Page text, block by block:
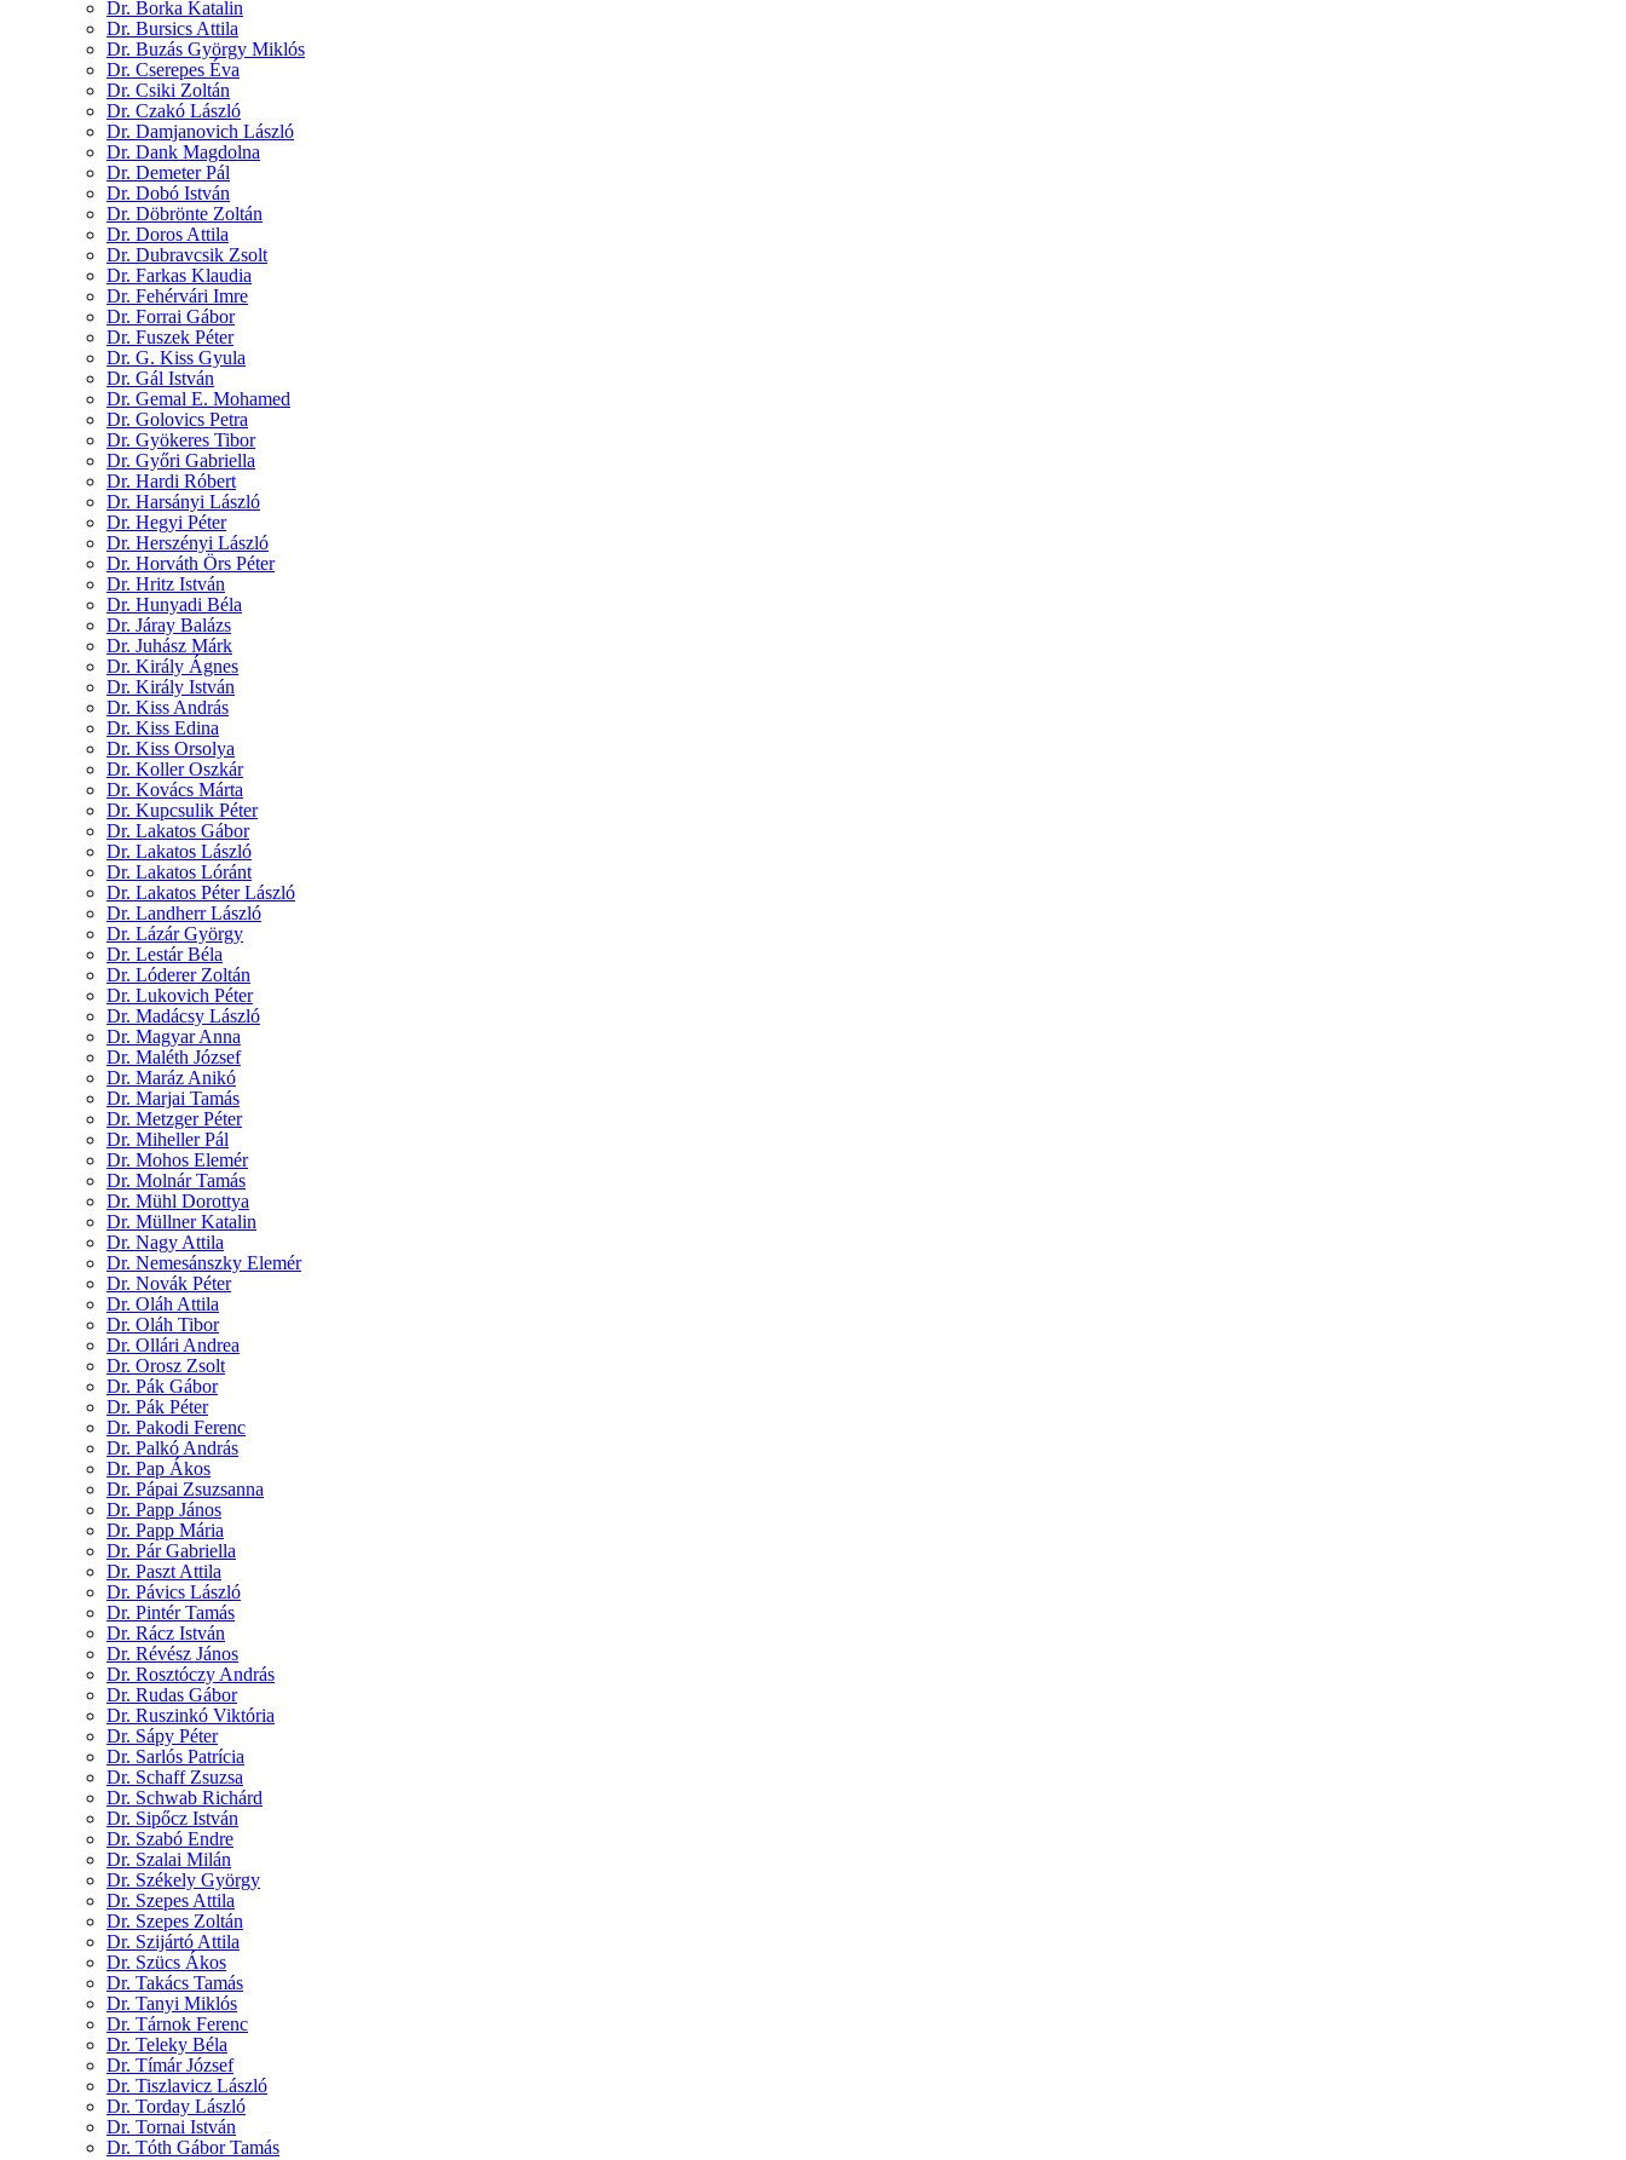
Dr. Borka Katalin
Dr. Bursics Attila
Dr. Buzás György Miklós
Dr. Cserepes Éva
Dr. Csiki Zoltán
Dr. Czakó László
Dr. Damjanovich László
Dr. Dank Magdolna
Dr. Demeter Pál
Dr. Dobó István
Dr. Döbrönte Zoltán
Dr. Doros Attila
Dr. Dubravcsik Zsolt
Dr. Farkas Klaudia
Dr. Fehérvári Imre
Dr. Forrai Gábor
Dr. Fuszek Péter
Dr. G. Kiss Gyula
Dr. Gál István
Dr. Gemal E. Mohamed
Dr. Golovics Petra
Dr. Gyökeres Tibor
Dr. Győri Gabriella
Dr. Hardi Róbert
Dr. Harsányi László
Dr. Hegyi Péter
Dr. Herszényi László
Dr. Horváth Örs Péter
Dr. Hritz István
Dr. Hunyadi Béla
Dr. Járay Balázs
Dr. Juhász Márk
Dr. Király Ágnes
Dr. Király István
Dr. Kiss András
Dr. Kiss Edina
Dr. Kiss Orsolya
Dr. Koller Oszkár
Dr. Kovács Márta
Dr. Kupcsulik Péter
Dr. Lakatos Gábor
Dr. Lakatos László
Dr. Lakatos Lóránt
Dr. Lakatos Péter László
Dr. Landherr László
Dr. Lázár György
Dr. Lestár Béla
Dr. Lóderer Zoltán
Dr. Lukovich Péter
Dr. Madácsy László
Dr. Magyar Anna
Dr. Maléth József
Dr. Maráz Anikó
Dr. Marjai Tamás
Dr. Metzger Péter
Dr. Miheller Pál
Dr. Mohos Elemér
Dr. Molnár Tamás
Dr. Mühl Dorottya
Dr. Müllner Katalin
Dr. Nagy Attila
Dr. Nemesánszky Elemér
Dr. Novák Péter
Dr. Oláh Attila
Dr. Oláh Tibor
Dr. Ollári Andrea
Dr. Orosz Zsolt
Dr. Pák Gábor
Dr. Pák Péter
Dr. Pakodi Ferenc
Dr. Palkó András
Dr. Pap Ákos
Dr. Pápai Zsuzsanna
Dr. Papp János
Dr. Papp Mária
Dr. Pár Gabriella
Dr. Paszt Attila
Dr. Pávics László
Dr. Pintér Tamás
Dr. Rácz István
Dr. Révész János
Dr. Rosztóczy András
Dr. Rudas Gábor
Dr. Ruszinkó Viktória
Dr. Sápy Péter
Dr. Sarlós Patrícia
Dr. Schaff Zsuzsa
Dr. Schwab Richárd
Dr. Sipőcz István
Dr. Szabó Endre
Dr. Szalai Milán
Dr. Székely György
Dr. Szepes Attila
Dr. Szepes Zoltán
Dr. Szijártó Attila
Dr. Szücs Ákos
Dr. Takács Tamás
Dr. Tanyi Miklós
Dr. Tárnok Ferenc
Dr. Teleky Béla
Dr. Tímár József
Dr. Tiszlavicz László
Dr. Torday László
Dr. Tornai István
Dr. Tóth Gábor Tamás